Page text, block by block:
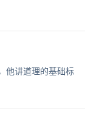
他讲道理的基础标